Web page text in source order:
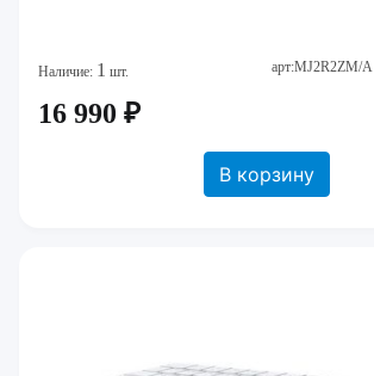
Наличие: 1 шт. арт:MJ2R2ZM/A
16 990 ₽
В корзину